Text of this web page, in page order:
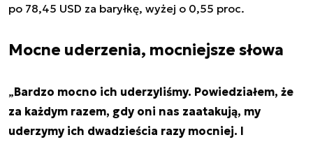
po 78,45 USD za baryłkę, wyżej o 0,55 proc.
Mocne uderzenia, mocniejsze słowa
„Bardzo mocno ich uderzyliśmy. Powiedziałem, że
za każdym razem, gdy oni nas zaatakują, my
uderzymy ich dwadzieścia razy mocniej. I